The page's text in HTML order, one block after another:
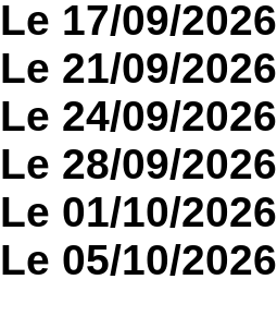
Le 17/09/2026
Le 21/09/2026
Le 24/09/2026
Le 28/09/2026
Le 01/10/2026
Le 05/10/2026